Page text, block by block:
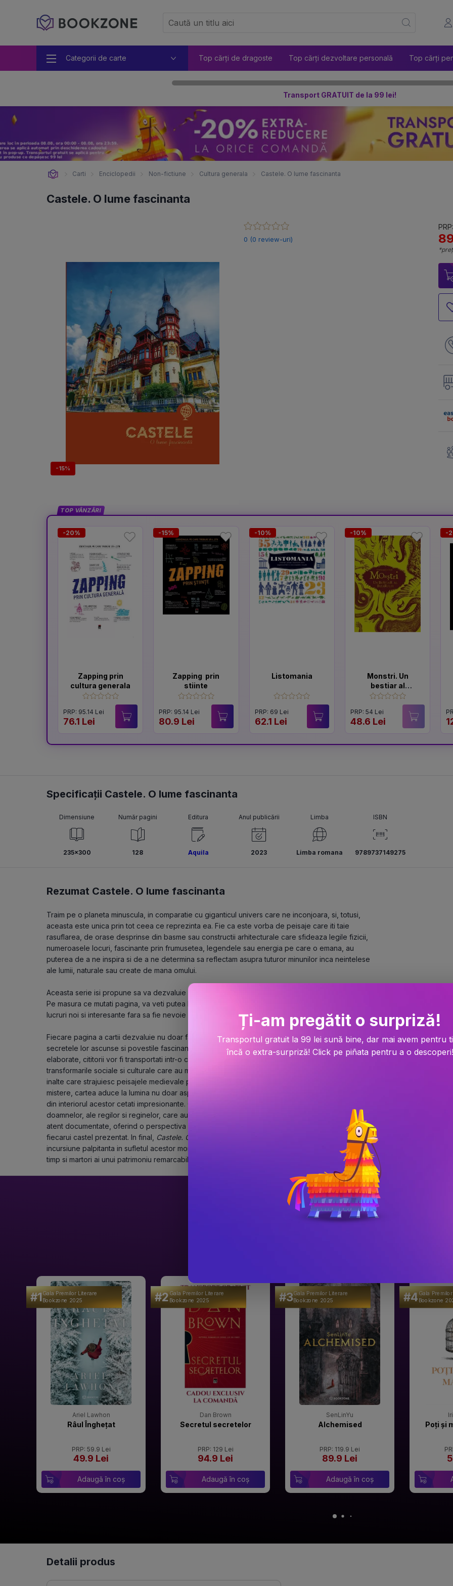
Categorii de carte Top cărți de dragoste Top cărți dezvoltare personală Top cărți
Transport GRATUIT de la 99 lei!
Carti Enciclopedii Non-fictiune Cultura generala Castele. O lume fascinanta
Castele. O lume fascinanta
-15%
0 (0 review-uri)
TOP VÂNZĂRI
-20%
Zapping prin
cultura generala
PRP: 95.14 Lei
76.1 Lei
-15%
Zapping prin
stiinte
PRP: 95.14 Lei
80.9 Lei
-10%
Listomania
PRP: 69 Lei
62.1 Lei
-10%
Monstri. Un
bestiar al
bizarului
PRP: 54 Lei
48.6 Lei
-
Specificații Castele. O lume fascinanta
Dimensiune
235x300
Număr pagini
128
Editura
Aquila
Anul publicării
2023
Limba
Limba romana
ISBN
9789737149275
Rezumat Castele. O lume fascinanta
Traim pe o planeta minuscula, in comparatie cu giganticul univers care ne inconjoara, si, totusi,
aceasta este unica prin tot ceea ce reprezinta ea. Fie ca este vorba de peisaje care iti taie
rasuflarea, de orase desprinse din basme sau constructii arhitecturale care sfideaza legile fizicii,
numeroasele locuri, fascinante prin frumusetea, legendele sau energia pe care o emana, au
puterea de a ne inspira si de a ne determina sa reflectam asupra tuturor minunilor inca neintelese
ale lumii, naturale sau create de mana omului.
Aceasta serie isi propune sa va dezvaluie cat mai multe locuri incredibile, din toate partile lumii.
Pe masura ce mutati pagina, va veti putea bucura de imaginile inedite si veti afla o multime de
lucruri noi si interesante fara sa fie nevoie sa parasiti confortul casei voastre.
Fiecare pagina a cartii dezvaluie nu doar fatadele de piatra ale acestor constructii, ci si
secretele lor ascunse si povestile fascinante care le-au conturat existenta. Prin descrieri atent
elaborate, cititorii vor fi transportati intr-o calatorie in timp, explorand epoci variate si asistand la
transformarile sociale si culturale care au modelat aceste edificii remarcabile. De la turnurile
inalte care strajuiesc peisajele medievale pana la salile decorate cu rafinament si curtile pline de
mistere, cartea aduce la lumina nu doar aspectele tehnice ale constructiei, ci si viata cotidiana
din interiorul acestor cetati impresionante. Cititorii vor descoperi povestile cavalerilor si
doamnelor, ale regilor si reginelor, care au pasit pe aceste pamanturi impunatoare. Cartile sunt
atent documentate, oferind o perspectiva cuprinzatoare si adancime in interpretarea istoriei
fiecarui castel prezentat. In final,
Castele. O lume fascinanta
nu este doar o carte de istorie, ci o
incursiune palpitanta in sufletul acestor monumente uimitoare, transformand cititorii in calatori in
timp si martori ai unui patrimoniu remarcabil care continua sa fascineze si sa inspire.
#1Gala Premilor Literare
Bookzone 2025
Ariel Lawhon
Râul Înghețat
PRP: 59.9 Lei
49.9 Lei
Adaugă în coș
#2Gala Premilor Literare
Bookzone 2025
Dan Brown
Secretul secretelor
PRP: 129 Lei
94.9 Lei
Adaugă în coș
#3Gala Premilor Literare
Bookzone 2025
SenLinYu
Alchemised
PRP: 119.9 Lei
89.9 Lei
Adaugă în coș
#4Gala
Bookzone
Poți și
Detalii produs
Ți-am pregătit o surpriză!
Transportul gratuit la 99 lei sună bine, dar mai avem pentru
încă o extra-surpriză! Click pe piñata pentru a o descoperi!